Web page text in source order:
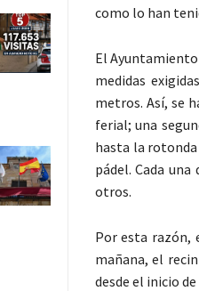
como lo han
El
medidas
metros. Así, se
ferial; una
hasta la rotonda
pádel. Cada
otros.
Por esta razón,
mañana, el
desde el inicio